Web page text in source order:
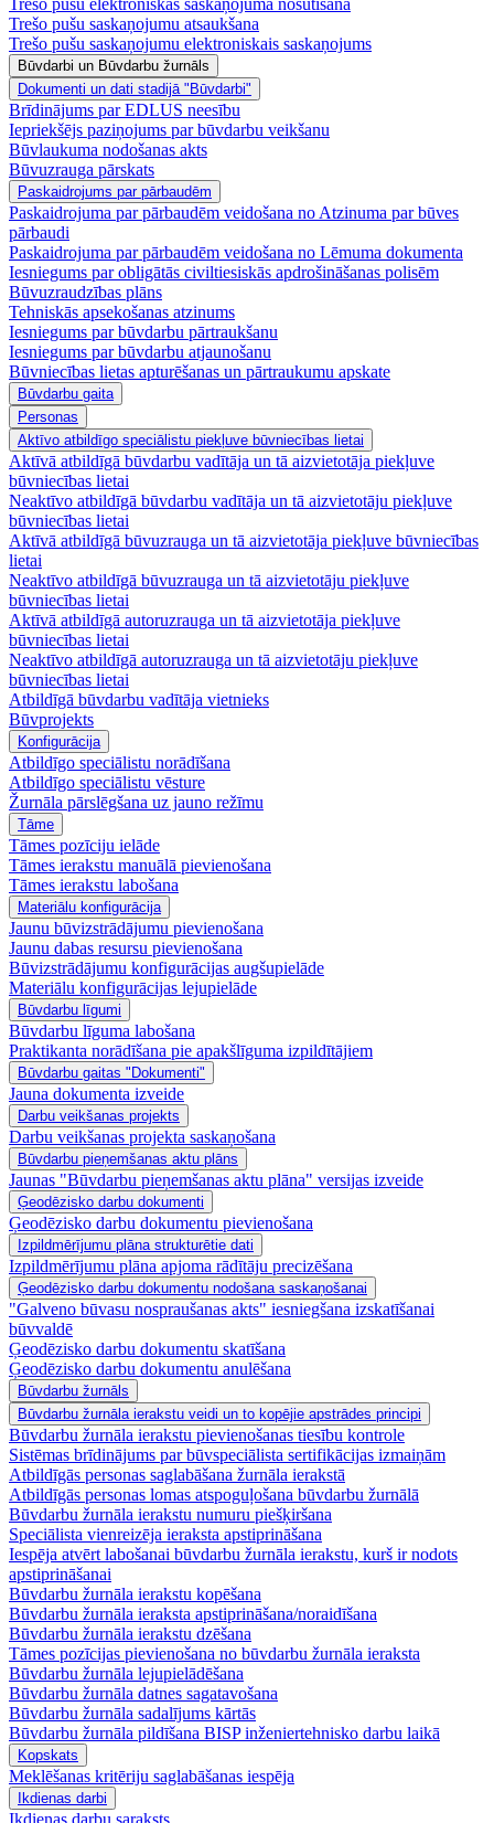
Trešo pušu saskaņojumu atsaukšana
Trešo pušu saskaņojumu elektroniskais saskaņojums
Būvdarbi un Būvdarbu žurnāls
Dokumenti un dati stadijā "Būvdarbi"
Brīdinājums par EDLUS neesību
Iepriekšējs paziņojums par būvdarbu veikšanu
Būvlaukuma nodošanas akts
Būvuzrauga pārskats
Paskaidrojums par pārbaudēm
Paskaidrojuma par pārbaudēm veidošana no Atzinuma par būves
pārbaudi
Paskaidrojuma par pārbaudēm veidošana no Lēmuma dokumenta
Iesniegums par obligātās civiltiesiskās apdrošināšanas polisēm
Būvuzraudzības plāns
Tehniskās apsekošanas atzinums
Iesniegums par būvdarbu pārtraukšanu
Iesniegums par būvdarbu atjaunošanu
Būvniecības lietas apturēšanas un pārtraukumu apskate
Būvdarbu gaita
Personas
Aktīvo atbildīgo speciālistu piekļuve būvniecības lietai
Aktīvā atbildīgā būvdarbu vadītāja un tā aizvietotāja piekļuve
būvniecības lietai
Neaktīvo atbildīgā būvdarbu vadītāja un tā aizvietotāju piekļuve
būvniecības lietai
Aktīvā atbildīgā būvuzrauga un tā aizvietotāja piekļuve būvniecības
lietai
Neaktīvo atbildīgā būvuzrauga un tā aizvietotāju piekļuve
būvniecības lietai
Aktīvā atbildīgā autoruzrauga un tā aizvietotāja piekļuve
būvniecības lietai
Neaktīvo atbildīgā autoruzrauga un tā aizvietotāju piekļuve
būvniecības lietai
Atbildīgā būvdarbu vadītāja vietnieks
Būvprojekts
Konfigurācija
Atbildīgo speciālistu norādīšana
Atbildīgo speciālistu vēsture
Žurnāla pārslēgšana uz jauno režīmu
Tāme
Tāmes pozīciju ielāde
Tāmes ierakstu manuālā pievienošana
Tāmes ierakstu labošana
Materiālu konfigurācija
Jaunu būvizstrādājumu pievienošana
Jaunu dabas resursu pievienošana
Būvizstrādājumu konfigurācijas augšupielāde
Materiālu konfigurācijas lejupielāde
Būvdarbu līgumi
Būvdarbu līguma labošana
Praktikanta norādīšana pie apakšlīguma izpildītājiem
Būvdarbu gaitas "Dokumenti"
Jauna dokumenta izveide
Darbu veikšanas projekts
Darbu veikšanas projekta saskaņošana
Būvdarbu pieņemšanas aktu plāns
Jaunas "Būvdarbu pieņemšanas aktu plāna" versijas izveide
Ģeodēzisko darbu dokumenti
Ģeodēzisko darbu dokumentu pievienošana
Izpildmērījumu plāna strukturētie dati
Izpildmērījumu plāna apjoma rādītāju precizēšana
Ģeodēzisko darbu dokumentu nodošana saskaņošanai
"Galveno būvasu nospraušanas akts" iesniegšana izskatīšanai
būvvaldē
Ģeodēzisko darbu dokumentu skatīšana
Ģeodēzisko darbu dokumentu anulēšana
Būvdarbu žurnāls
Būvdarbu žurnāla ierakstu veidi un to kopējie apstrādes principi
Būvdarbu žurnāla ierakstu pievienošanas tiesību kontrole
Sistēmas brīdinājums par būvspeciālista sertifikācijas izmaiņām
Atbildīgās personas saglabāšana žurnāla ierakstā
Atbildīgās personas lomas atspoguļošana būvdarbu žurnālā
Būvdarbu žurnāla ierakstu numuru piešķiršana
Speciālista vienreizēja ieraksta apstiprināšana
Iespēja atvērt labošanai būvdarbu žurnāla ierakstu, kurš ir nodots
apstiprināšanai
Būvdarbu žurnāla ierakstu kopēšana
Būvdarbu žurnāla ieraksta apstiprināšana/noraidīšana
Būvdarbu žurnāla ierakstu dzēšana
Tāmes pozīcijas pievienošana no būvdarbu žurnāla ieraksta
Būvdarbu žurnāla lejupielādēšana
Būvdarbu žurnāla datnes sagatavošana
Būvdarbu žurnāla sadalījums kārtās
Būvdarbu žurnāla pildīšana BISP inženiertehnisko darbu laikā
Kopskats
Meklēšanas kritēriju saglabāšanas iespēja
Ikdienas darbi
Ikdienas darbu saraksts